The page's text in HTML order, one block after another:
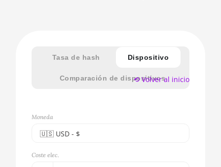
Tasa de hash Dispositivo
Comparación de dispositivos
Moneda
🇺🇸ㅤ USD - $
🇪🇺ㅤ EUR - €
Coste elec.
⟲ Volver al inicio